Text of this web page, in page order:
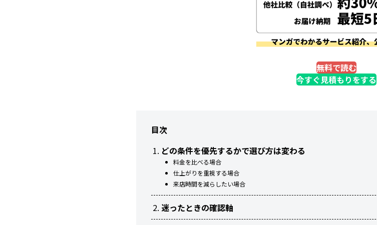
無料で読む
今すぐ見積もりをする
目次
どの条件を優先するかで選び方は変わる
料金を比べる場合
仕上がりを重視する場合
来店時間を減らしたい場合
迷ったときの確認軸